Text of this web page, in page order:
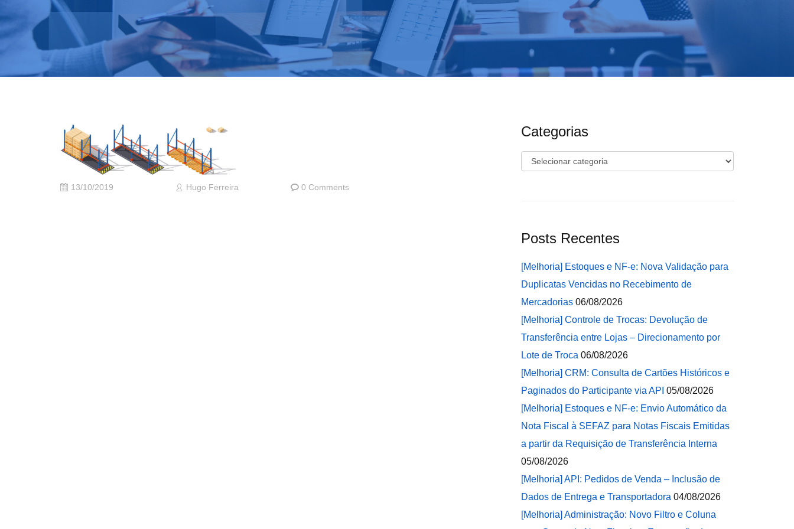
13/10/2019 Hugo Ferreira 0 Comments
Categorias
Categorias
Posts Recentes
[Melhoria] Estoques e NF-e: Nova Validação para
Duplicatas Vencidas no Recebimento de
Mercadorias 06/08/2026
[Melhoria] Controle de Trocas: Devolução de
Transferência entre Lojas – Direcionamento por
Lote de Troca 06/08/2026
[Melhoria] CRM: Consulta de Cartões Históricos e
Paginados do Participante via API 05/08/2026
[Melhoria] Estoques e NF-e: Envio Automático da
Nota Fiscal à SEFAZ para Notas Fiscais Emitidas
a partir da Requisição de Transferência Interna
05/08/2026
[Melhoria] API: Pedidos de Venda – Inclusão de
Dados de Entrega e Transportadora 04/08/2026
[Melhoria] Administração: Novo Filtro e Coluna